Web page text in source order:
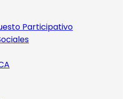
Participativo